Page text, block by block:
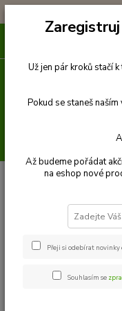
Oblečky Bundy
Délka zad
Nejprodávanější
Už jen pár kroků stačí
Pokud se staneš
Až budeme pořádat
na eshop nové
Přeji si odebírat
Souhlasím se